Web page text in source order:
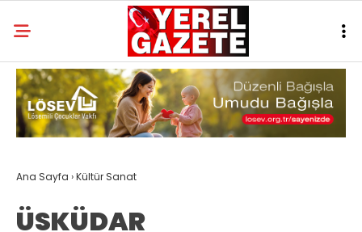
Ana Sayfa ›Kültür Sanat
ÜSKÜDAR